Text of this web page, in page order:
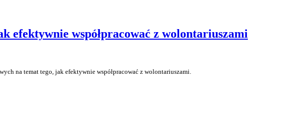
efektywnie współpracować z wolontariuszami
na temat tego, jak efektywnie współpracować z wolontariuszami.